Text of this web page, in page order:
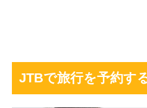
JTBで旅行を予約す